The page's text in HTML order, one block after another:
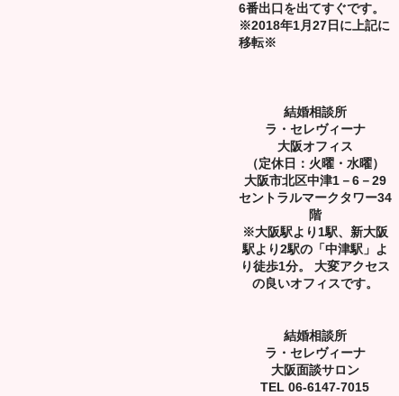
6番出口を出てすぐです。
※2018年1月27日に上記に
移転※
結婚相談所
ラ・セレヴィーナ
大阪オフィス
（定休日：火曜・水曜）
大阪市北区中津1－6－29
セントラルマークタワー34
階
※大阪駅より1駅、新大阪
駅より2駅の「中津駅」よ
り徒歩1分。 大変アクセス
の良いオフィスです。
結婚相談所
ラ・セレヴィーナ
大阪面談サロン
TEL 06-6147-7015